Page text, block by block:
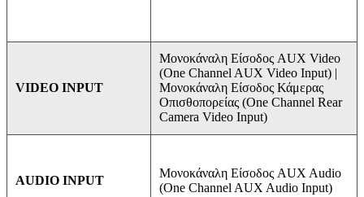
VIDEO INPUT
Μονοκάναλη Είσοδος AUX Video
(One Channel AUX Video Input) |
Μονοκάναλη Είσοδος Κάμερας
Οπισθοπορείας (One Channel Rear
Camera Video Input)
AUDIO INPUT
Μονοκάναλη Είσοδος AUX Audio
(One Channel AUX Audio Input)